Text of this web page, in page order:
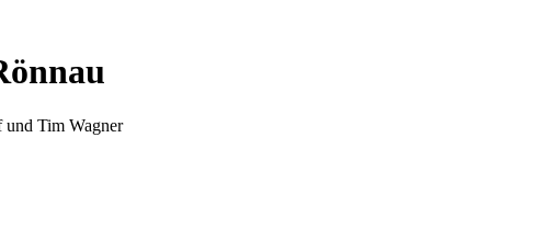
und Tim Wagner